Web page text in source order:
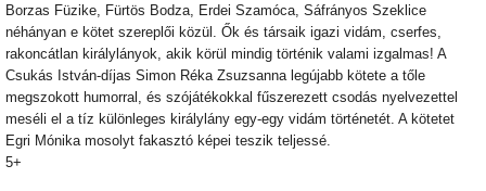
Borzas Füzike, Fürtös Bodza, Erdei Szamóca, Sáfrányos Szeklice
néhányan e kötet szereplői közül. Ők és társaik igazi vidám, cserfes,
rakoncátlan királylányok, akik körül mindig történik valami izgalmas! A
Csukás István-díjas Simon Réka Zsuzsanna legújabb kötete a tőle
megszokott humorral, és szójátékokkal fűszerezett csodás nyelvezettel
meséli el a tíz különleges királylány egy-egy vidám történetét. A kötetet
Egri Mónika mosolyt fakasztó képei teszik teljessé.
5+